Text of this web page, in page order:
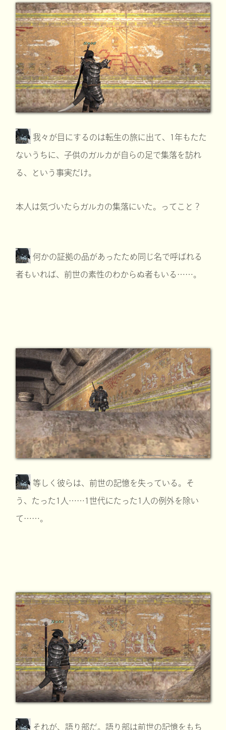
我々が目にするのは転生の旅に出て、1年もたた
ないうちに、子供のガルカが自らの足で集落を訪れ
る、という事実だけ。
本人は気づいたらガルカの集落にいた。ってこと？
何かの証拠の品があったため同じ名で呼ばれる
者もいれば、前世の素性のわからぬ者もいる……。
等しく彼らは、前世の記憶を失っている。そ
う、たった1人……1世代にたった1人の例外を除い
て……。
それが、語り部だ。語り部は前世の記憶をもち